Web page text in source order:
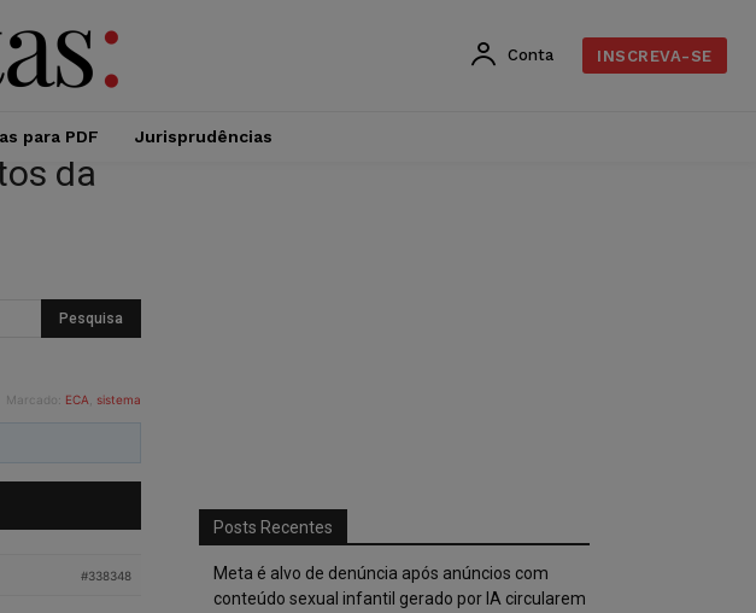
Conta INSCREVA-SE
para PDF Jurisprudências
da
Marcado: ECA sistema
#338348
Posts Recentes
Meta é alvo de denúncia após anúncios com
conteúdo sexual infantil gerado por IA circularem